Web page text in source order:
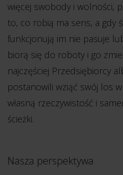
więcej swobody i wolności,
to, co robią ma sens, a gdy
funkcjonują im nie pasuje
biorą się do roboty i go
najczęściej Przedsiębiorcy
postanowili wziąć swój los
własną rzeczywistość i
ścieżki.
Nasza perspektywa